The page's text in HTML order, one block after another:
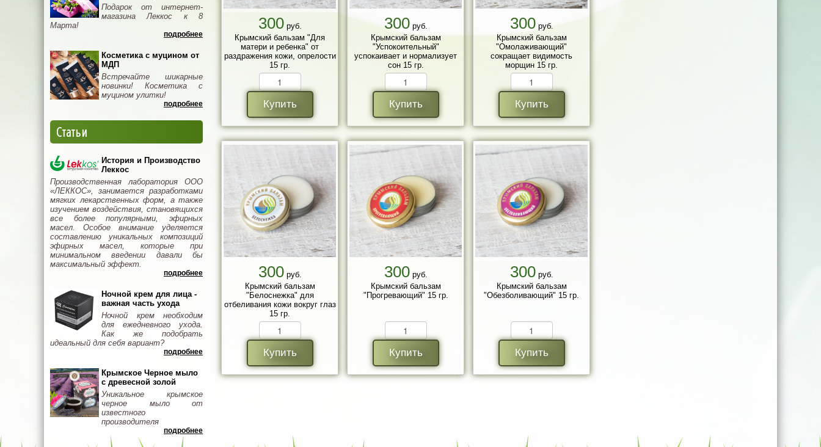
Подарок от интернет-
магазина Леккос к 8
Марта!
подробнее
Косметика с муцином от
МДП
Встречайте шикарные
новинки! Косметика с
муцином улитки!
подробнее
Статьи
История и Производство
Леккос
Производственная лаборатория ООО
«ЛЕККОС», занимается разработками
мягких лекарственных форм, а также
изучением воздействия, становящихся
все более популярными, эфирных
масел. Особое внимание уделяется
составлению уникальных композиций
эфирных масел, которые при
минимальном введении давали бы
максимальный эффект.
подробнее
Ночной крем для лица -
важная часть ухода
Ночной крем необходим
для ежедневного ухода.
Как же подобрать
идеальный для себя вариант?
подробнее
Крымское Черное мыло
с древесной золой
Уникальное крымское
черное мыло от
известного
производителя
подробнее
300руб.
Крымский бальзам "Для
матери и ребенка" от
раздражения кожи, опрелости
15 гр.
Купить
300руб.
Крымский бальзам
"Успокоительный"
успокаивает и нормализует
сон 15 гр.
Купить
300руб.
Крымский бальзам
"Омолаживающий"
сокращает видимость
морщин 15 гр.
Купить
300руб.
Крымский бальзам
"Белоснежка" для
отбеливания кожи вокруг глаз
15 гр.
Купить
300руб.
Крымский бальзам
"Прогревающий" 15 гр.
Купить
300руб.
Крымский бальзам
"Обезболивающий" 15 гр.
Купить